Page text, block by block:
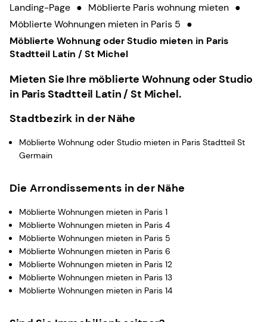
Landing-Page ● Möblierte Paris wohnung mieten ●
Möblierte Wohnungen mieten in Paris 5 ●
Möblierte Wohnung oder Studio mieten in Paris
Stadtteil Latin / St Michel
Mieten Sie Ihre möblierte Wohnung oder Studio
in Paris Stadtteil Latin / St Michel.
Stadtbezirk in der Nähe
Möblierte Wohnung oder Studio mieten in Paris Stadtteil St
Germain
Die Arrondissements in der Nähe
Möblierte Wohnungen mieten in Paris 1
Möblierte Wohnungen mieten in Paris 4
Möblierte Wohnungen mieten in Paris 5
Möblierte Wohnungen mieten in Paris 6
Möblierte Wohnungen mieten in Paris 12
Möblierte Wohnungen mieten in Paris 13
Möblierte Wohnungen mieten in Paris 14